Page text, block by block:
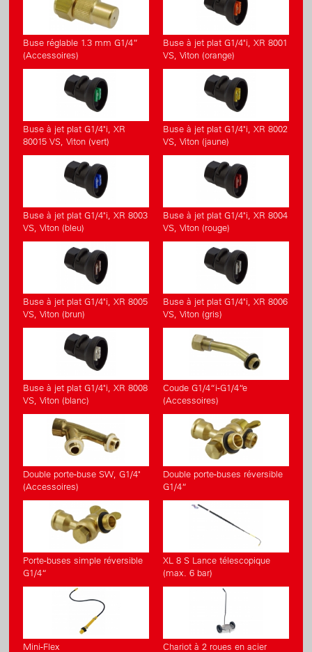
Buse réglable 1.3 mm G1/4”
(Accessoires)
Buse à jet plat G1/4"i, XR 8001
VS, Viton (orange)
Buse à jet plat G1/4"i, XR
80015 VS, Viton (vert)
Buse à jet plat G1/4"i, XR 8002
VS, Viton (jaune)
Buse à jet plat G1/4"i, XR 8003
VS, Viton (bleu)
Buse à jet plat G1/4"i, XR 8004
VS, Viton (rouge)
Buse à jet plat G1/4"i, XR 8005
VS, Viton (brun)
Buse à jet plat G1/4"i, XR 8006
VS, Viton (gris)
Buse à jet plat G1/4"i, XR 8008
VS, Viton (blanc)
Coude G1/4“i-G1/4“e
(Accessoires)
Double porte-buse SW, G1/4"
(Accessoires)
Double porte-buses réversible
G1/4“
Porte-buses simple réversible
G1/4“
XL 8 S Lance télescopique
(max. 6 bar)
Mini-Flex Chariot à 2 roues en acier